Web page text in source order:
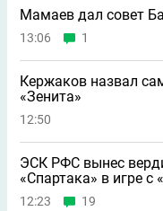
Мамаев дал совет
13:06 1
Кержаков назвал
«Зенита»
12:50
ЭСК РФС вынес
«Спартака» в игре с
12:23 19